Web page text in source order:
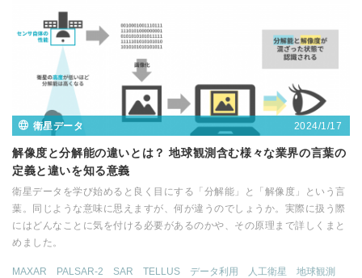
衛星データ 2024/1/17
解像度と分解能の違いとは？ 地球観測含む様々な業界の言葉の
定義と違いを知る意義
衛星データを学び始めると良く目にする「分解能」と「解像度」という言
葉。同じような意味に思えますが、何が違うのでしょうか。実際に扱う際
にはどんなことに気を付ける必要があるのかや、その原理まで詳しくまと
めました。
MAXAR PALSAR-2 SAR TELLUS データ利用 人工衛星
地球観測